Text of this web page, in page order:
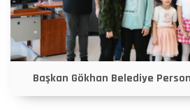
Başkan Gökhan Belediye